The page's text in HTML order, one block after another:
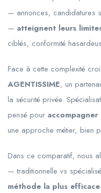
— annonces, candidatures
— atteignent leurs
ciblés, conformité
Face à cette complexité
AGENTISSIME, un
la sécurité privée.
pensé pour
une approche métier, bien
Dans ce comparatif, nous
— traditionnelle vs
méthode la plus efficace